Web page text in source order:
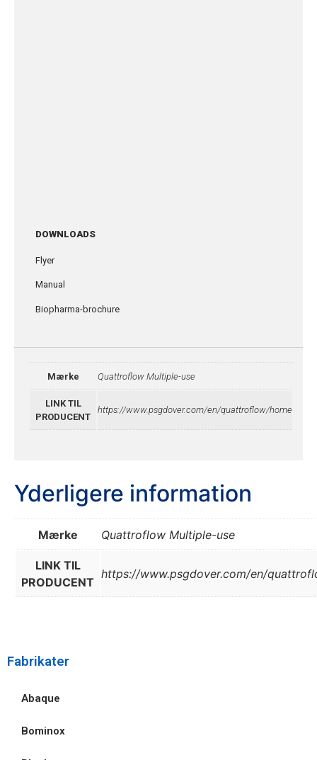
DOWNLOADS
Flyer
Manual
Biopharma-brochure
Mærke Quattroflow Multiple-use
LINK TIL
PRODUCENT
https://www.psgdover.com/en/quattroflow/home
Yderligere information
Mærke Quattroflow Multiple-use
LINK TIL
PRODUCENT
https://www.psgdover.com/en/
Fabrikater
Abaque
Bominox